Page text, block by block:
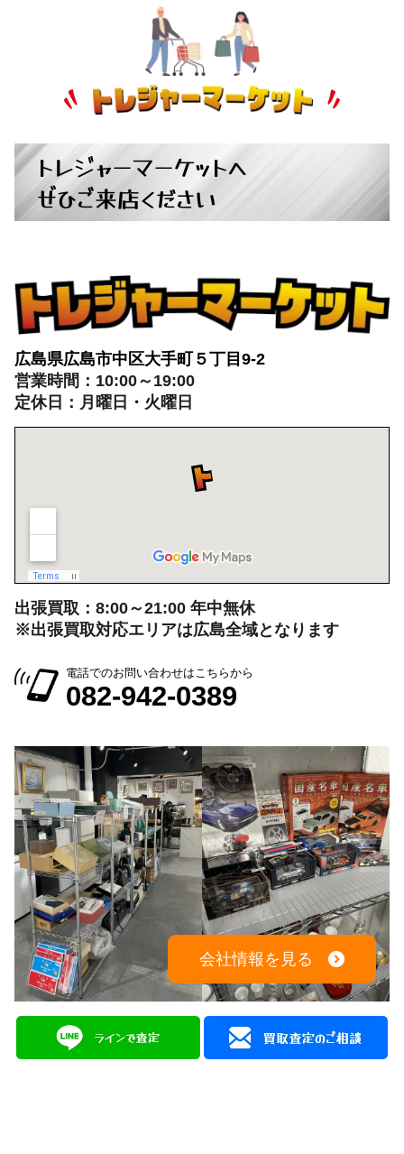
トレジャーマーケットへ
ぜひご来店ください
広島県広島市中区大手町５丁目9-2
営業時間：10:00～19:00
定休日：月曜日・火曜日
出張買取：8:00～21:00 年中無休
※出張買取対応エリアは広島全域となります
082-942-0389
会社情報を見る